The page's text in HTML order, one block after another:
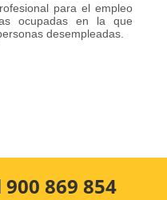
para el empleo
ocupadas en la que
desempleadas.
869 854